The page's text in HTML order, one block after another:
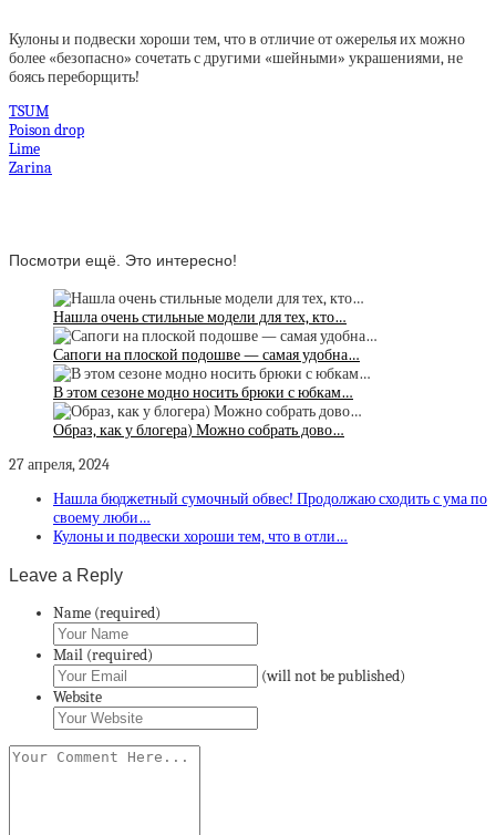
Кулоны и подвески хороши тем, что в отличие от ожерелья их можно
более «безопасно» сочетать с другими «шейными» украшениями, не
боясь переборщить!
TSUM
Poison drop
Lime
Zarina
Посмотри ещё. Это интересно!
Нашла очень стильные модели для тех, кто…
Сапоги на плоской подошве — самая удобна…
В этом сезоне модно носить брюки с юбкам…
Образ, как у блогера) Можно собрать дово…
27 апреля, 2024
Нашла бюджетный сумочный обвес! Продолжаю сходить с ума по
своему люби…
Кулоны и подвески хороши тем, что в отли…
Leave a Reply
Name (required)
Mail (required)
(will not be published)
Website